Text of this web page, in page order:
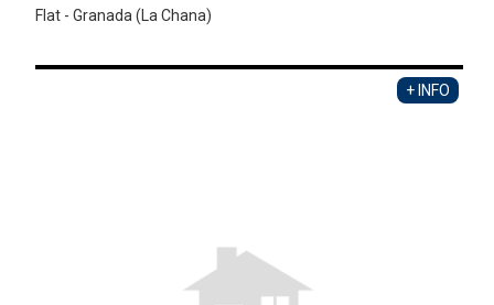
Flat - Granada (La Chana)
+ INFO